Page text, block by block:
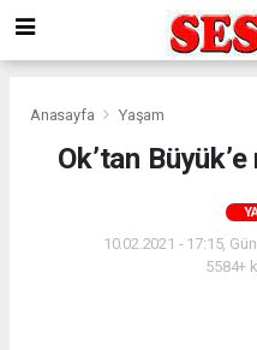
Anasayfa Yaşam
Ok’tan
10.02.2021 - 17:15,
5584+